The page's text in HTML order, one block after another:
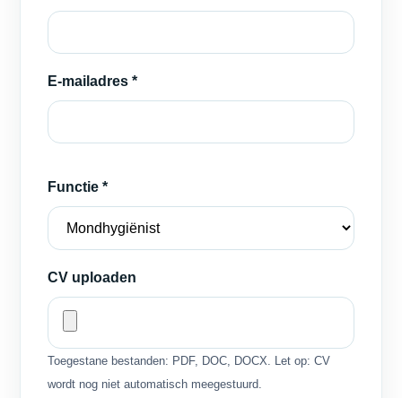
E-mailadres *
Functie *
CV uploaden
Toegestane bestanden: PDF, DOC, DOCX. Let op: CV
wordt nog niet automatisch meegestuurd.